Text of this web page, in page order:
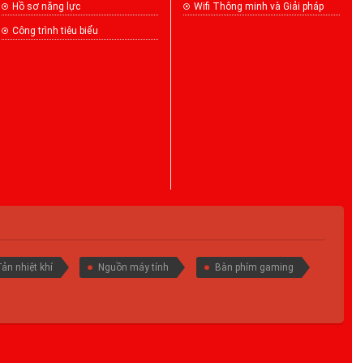
Hồ sơ năng lực
Công trình tiêu biểu
Wifi Thông minh và Giải pháp
nhiệt khí Nguồn máy tính Bàn phím gaming